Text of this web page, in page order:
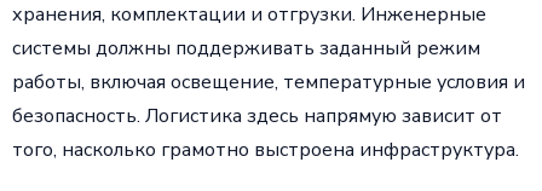
хранения, комплектации и отгрузки. Инженерные
системы должны поддерживать заданный режим
работы, включая освещение, температурные условия и
безопасность. Логистика здесь напрямую зависит от
того, насколько грамотно выстроена инфраструктура.